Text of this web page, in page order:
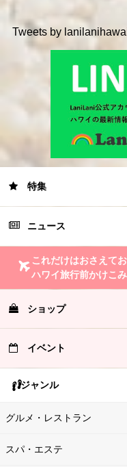
Tweets by
特集
ニュース
これだけはおさえて
ハワイ旅行前かけこ
ショップ
イベント
ジャンル
グルメ・レストラン
スパ・エステ